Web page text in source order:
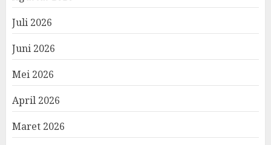
Juli 2026
Juni 2026
Mei 2026
April 2026
Maret 2026